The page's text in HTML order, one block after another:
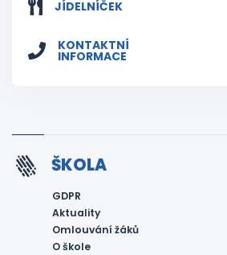
JÍDELNÍČEK
KONTAKTNÍ
INFORMACE
ŠKOLA
GDPR
Aktuality
Omlouvání žáků
O škole